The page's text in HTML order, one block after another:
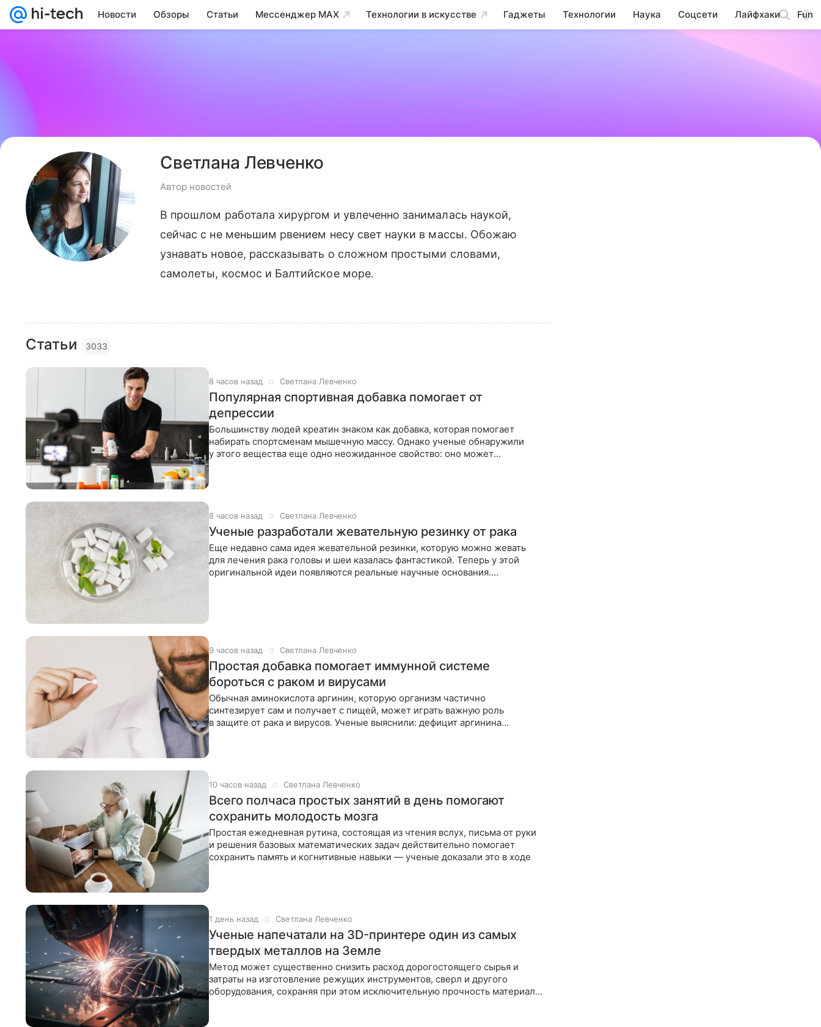
Новости Обзоры Статьи Мессенджер MAX Технологии в искусстве Гаджеты Технологии Наука Соцсети Лайфхаки Fun
Светлана Левченко
Автор новостей
В прошлом работала хирургом и увлеченно занималась наукой,
сейчас с не меньшим рвением несу свет науки в массы. Обожаю
узнавать новое, рассказывать о сложном простыми словами,
самолеты, космос и Балтийское море.
Статьи 3033
8 часов назад Светлана Левченко
Популярная спортивная добавка помогает от
депрессии
Большинству людей креатин знаком как добавка, которая помогает
набирать спортсменам мышечную массу. Однако ученые обнаружили
у этого вещества еще одно неожиданное свойство: оно может
8 часов назад Светлана Левченко
Ученые разработали жевательную резинку от рака
Еще недавно сама идея жевательной резинки, которую можно жевать
для лечения рака головы и шеи казалась фантастикой. Теперь у этой
оригинальной идеи появляются реальные научные основания.
9 часов назад Светлана Левченко
Простая добавка помогает иммунной системе
бороться с раком и вирусами
Обычная аминокислота аргинин, которую организм частично
синтезирует сам и получает с пищей, может играть важную роль
в защите от рака и вирусов. Ученые выяснили: дефицит аргинина
10 часов назад Светлана Левченко
Всего полчаса простых занятий в день помогают
сохранить молодость мозга
Простая ежедневная рутина, состоящая из чтения вслух, письма от руки
и решения базовых математических задач действительно помогает
сохранить память и когнитивные навыки — ученые доказали это в ходе
1 день назад Светлана Левченко
Ученые напечатали на 3D-принтере один из самых
твердых металлов на Земле
Метод может существенно снизить расход дорогостоящего сырья и
затраты на изготовление режущих инструментов, сверл и другого
оборудования, сохраняя при этом исключительную прочность материала.